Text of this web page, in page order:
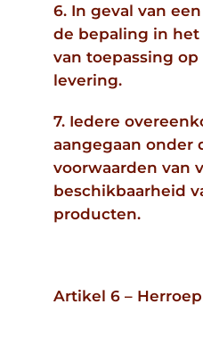
6. In geval van
de bepaling in
van toepassing op
levering.
7. Iedere
aangegaan onder
voorwaarden van
beschikbaarheid
producten.
Artikel 6 –